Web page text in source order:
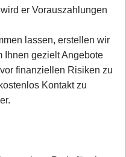
er Vorauszahlungen
lassen, erstellen wir
Ihnen gezielt Angebote
finanziellen Risiken zu
Kontakt zu